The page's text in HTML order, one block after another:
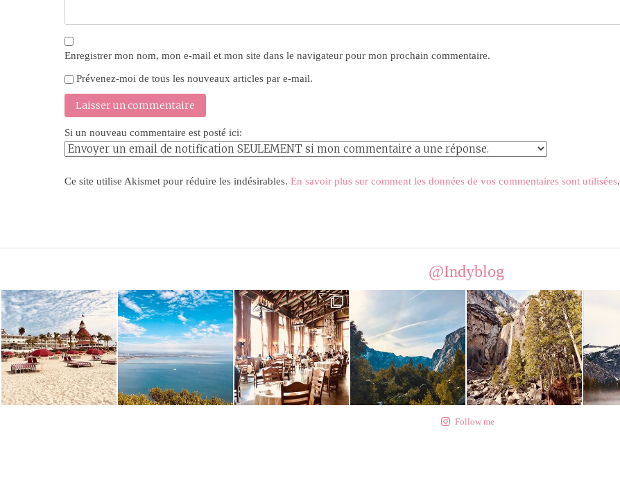
Enregistrer mon nom, mon e-mail et mon site dans le navigateur pour mon prochain commentaire.
Prévenez-moi de tous les nouveaux articles par e-mail.
Si un nouveau commentaire est posté ici:
Ce site utilise Akismet pour réduire les indésirables. En savoir plus sur comment les données de vos commentaires sont utilisées.
@Indyblog
Follow me